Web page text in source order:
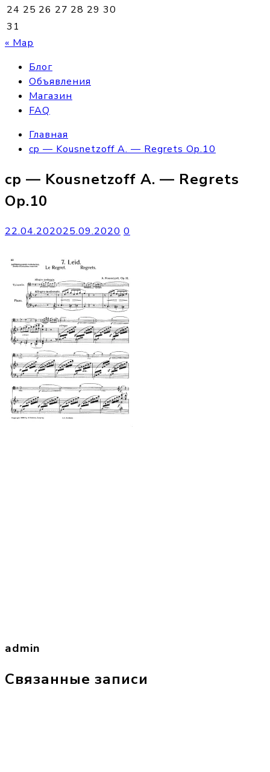
24 25 26 27 28 29 30
31
« Мар
Блог
Объявления
Магазин
FAQ
Главная
cp — Kousnetzoff A. — Regrets Op.10
cp — Kousnetzoff A. — Regrets
Op.10
22.04.202025.09.2020 0
admin
Связанные записи